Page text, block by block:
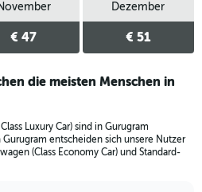
€ 47
Dezember
€ 51
die meisten Menschen in
Luxury Car) sind in Gurugram
entscheiden sich unsere Nutzer
(Class Economy Car) und Standard-